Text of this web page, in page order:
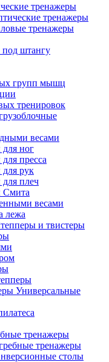
тренажеры
тренажеры
тренажеры
под штангу
групп мышц
тренировок
весами
ног
пресса
рук
плеч
Смита
весами
лежа
и твистеры
Универсальные
тренажеры
тренажеры
столы